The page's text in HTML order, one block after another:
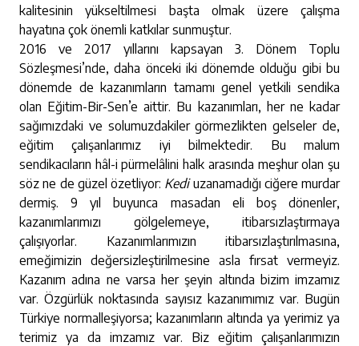
kalitesinin yükseltilmesi başta olmak üzere çalışma
hayatına çok önemli katkılar sunmuştur.
2016 ve 2017 yıllarını kapsayan 3. Dönem Toplu
Sözleşmesi’nde, daha önceki iki dönemde olduğu gibi bu
dönemde de kazanımların tamamı genel yetkili sendika
olan Eğitim-Bir-Sen’e aittir. Bu kazanımları, her ne kadar
sağımızdaki ve solumuzdakiler görmezlikten gelseler de,
eğitim çalışanlarımız iyi bilmektedir. Bu malum
sendikacıların hâl-i pürmelâlini halk arasında meşhur olan şu
söz ne de güzel özetliyor: Kediuzanamadığı ciğere murdar
dermiş. 9 yıl buyunca masadan eli boş dönenler,
kazanımlarımızı gölgelemeye, itibarsızlaştırmaya
çalışıyorlar. Kazanımlarımızın itibarsızlaştırılmasına,
emeğimizin değersizleştirilmesine asla fırsat vermeyiz.
Kazanım adına ne varsa her şeyin altında bizim imzamız
var. Özgürlük noktasında sayısız kazanımımız var. Bugün
Türkiye normalleşiyorsa; kazanımların altında ya yerimiz ya
terimiz ya da imzamız var. Biz eğitim çalışanlarımızın